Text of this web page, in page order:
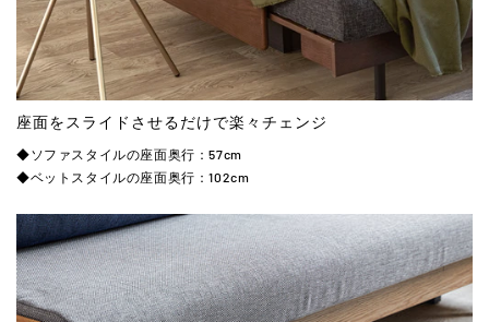
座面をスライドさせるだけで楽々チェンジ
◆ソファスタイルの座面奥行：57cm
◆ベットスタイルの座面奥行：102cm